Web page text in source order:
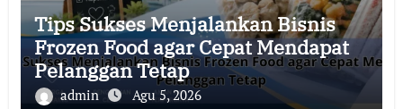
Tips Sukses Menjalankan Bisnis
Frozen Food agar Cepat Mendapat
Pelanggan Tetap
admin Agu 5, 2026